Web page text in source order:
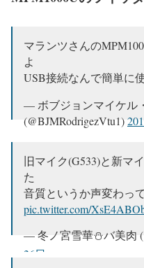
マランツさんの
よ
USB接続なんで簡単に
— ボブジョンマイケル
(@BJMRodrigezVtu1)
旧マイク(G533)と新マ
た
音質というか声変わっ
pic.twitter.com/
— 冬ノ宮雪華⛄バ美肉
26日